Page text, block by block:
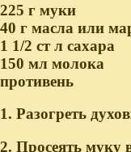
225 г муки
40 г масла или
1 1/2 ст л сахара
150 мл молока
противень
1. Разогреть
2. Просеять муку